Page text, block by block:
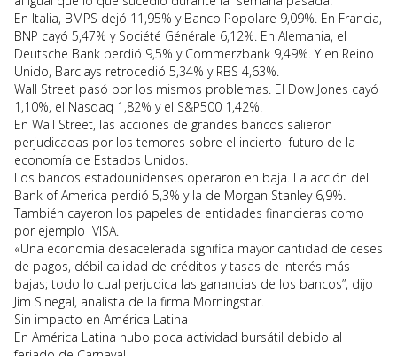
En Italia, BMPS dejó 11,95% y Banco Popolare 9,09%. En Francia,
BNP cayó 5,47% y Société Générale 6,12%. En Alemania, el
Deutsche Bank perdió 9,5% y Commerzbank 9,49%. Y en Reino
Unido, Barclays retrocedió 5,34% y RBS 4,63%.
Wall Street pasó por los mismos problemas. El Dow Jones cayó
1,10%, el Nasdaq 1,82% y el S&P500 1,42%.
En Wall Street, las acciones de grandes bancos salieron
perjudicadas por los temores sobre el incierto futuro de la
economía de Estados Unidos.
Los bancos estadounidenses operaron en baja. La acción del
Bank of America perdió 5,3% y la de Morgan Stanley 6,9%.
También cayeron los papeles de entidades financieras como
por ejemplo VISA.
«Una economía desacelerada significa mayor cantidad de ceses
de pagos, débil calidad de créditos y tasas de interés más
bajas; todo lo cual perjudica las ganancias de los bancos”, dijo
Jim Sinegal, analista de la firma Morningstar.
Sin impacto en América Latina
En América Latina hubo poca actividad bursátil debido al